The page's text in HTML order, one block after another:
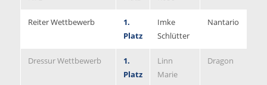
Reiter Wettbewerb
1.
Platz
Imke
Schlütter
Nantario
Dressur Wettbewerb
1.
Platz
Linn
Marie
Dragon